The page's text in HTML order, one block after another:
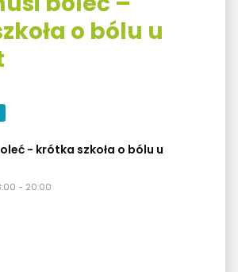
o bólu u
- krótka szkoła o bólu u
- 20:00